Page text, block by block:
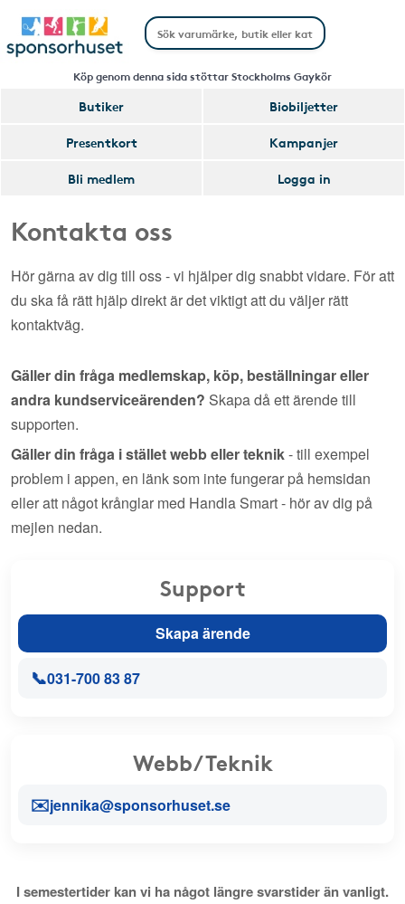
Köp genom denna sida stöttar Stockholms Gaykör
Butiker
Biobiljetter
Presentkort
Kampanjer
Bli medlem
Logga in
Kontakta oss
Hör gärna av dig till oss - vi hjälper dig snabbt vidare. För att
du ska få rätt hjälp direkt är det viktigt att du väljer rätt
kontaktväg.
Gäller din fråga medlemskap, köp, beställningar eller
andra kundserviceärenden? Skapa då ett ärende till
supporten.
Gäller din fråga i stället webb eller teknik- till exempel
problem i appen, en länk som inte fungerar på hemsidan
eller att något krånglar med Handla Smart - hör av dig på
mejlen nedan.
Support
Skapa ärende
📞031-700 83 87
Webb/Teknik
✉️jennika@sponsorhuset.se
I semestertider kan vi ha något längre svarstider än vanligt.